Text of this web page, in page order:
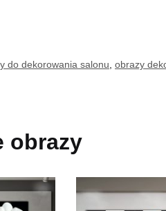
do dekorowania salonu obrazy
obrazy